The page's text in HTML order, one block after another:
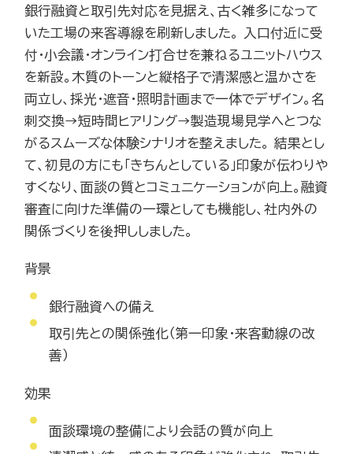
銀行融資と取引先対応を見据え、古く雑多になって
いた工場の来客導線を刷新しました。 入口付近に受
付・小会議・オンライン打合せを兼ねるユニットハウス
を新設。木質のトーンと縦格子で清潔感と温かさを
両立し、採光・遮音・照明計画まで一体でデザイン。名
刺交換→短時間ヒアリング→製造現場見学へとつな
がるスムーズな体験シナリオを整えました。 結果とし
て、初見の方にも「きちんとしている」印象が伝わりや
すくなり、面談の質とコミュニケーションが向上。融資
審査に向けた準備の一環としても機能し、社内外の
関係づくりを後押ししました。
背景
銀行融資への備え
取引先との関係強化（第一印象・来客動線の改
善）
効果
面談環境の整備により会話の質が向上